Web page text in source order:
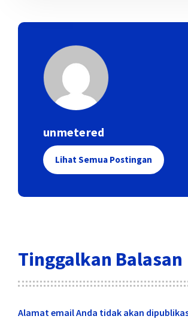
unmetered
Lihat Semua Postingan
Tinggalkan Balasan
Alamat email Anda tidak akan